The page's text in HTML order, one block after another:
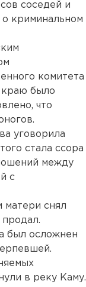
соседей и
о криминальном
комитета
было
что
уговорила
стала ссора
между
с
матери снял
был осложнен
в реку Каму.